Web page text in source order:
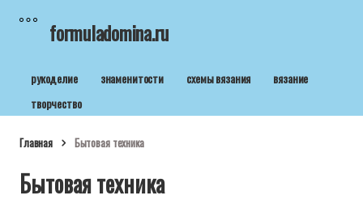
formuladomina.ru
рукоделие знаменитости схемы вязания
вязание
творчество
Главная Бытовая техника
Бытовая техника